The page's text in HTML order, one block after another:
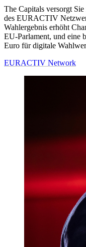
The Capitals versorgt
des EURACTIV
Wahlergebnis erhöht
EU-Parlament, und eine
Euro für digitale
EURACTIV Network